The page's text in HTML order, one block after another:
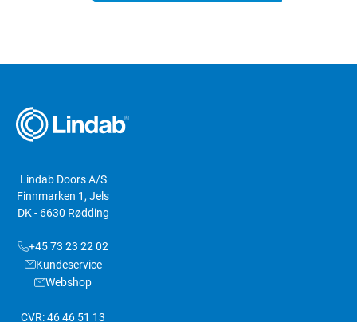
Lindab Doors A/S
Finnmarken 1, Jels
DK - 6630 Rødding
+45 73 23 22 02
Kundeservice
Webshop
CVR: 46 46 51 13